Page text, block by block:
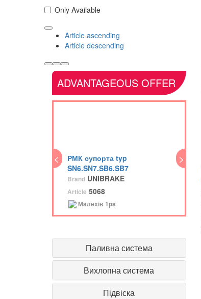
Only Available
Article ascending
Article descending
ADVANTAGEOUS OFFER
<
РМК супорта typ
SN6.SN7.SB6.SB7
Brand UNIBRAKE
Article 5068
Малехів 1ps
>
Паливна система
Вихлопна система
Підвіска